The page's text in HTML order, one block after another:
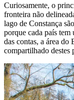
Curiosamente, o
fronteira não
lago de Constança
porque cada país tem
das contas, a área do
compartilhado destes